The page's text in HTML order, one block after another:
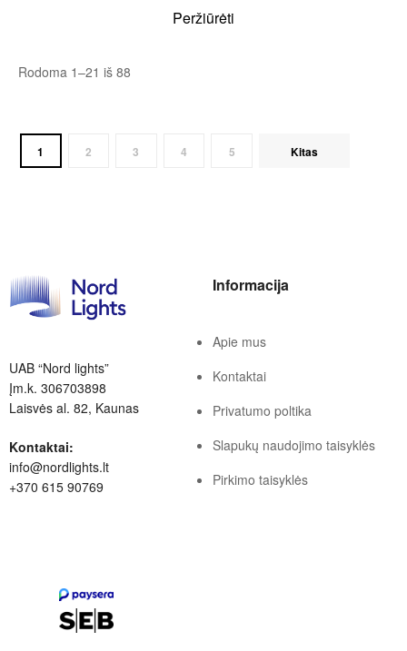
Peržiūrėti
Rodoma 1–21 iš 88
1 2 3 4 5 Kitas
UAB “Nord lights”
Įm.k. 306703898
Laisvės al. 82, Kaunas
Kontaktai:
info@nordlights.lt
+370 615 90769
Informacija
Apie mus
Kontaktai
Privatumo poltika
Slapukų naudojimo taisyklės
Pirkimo taisyklės